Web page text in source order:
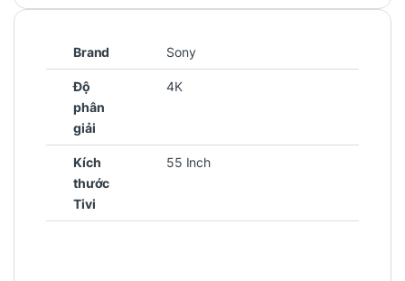
Brand Sony
Độ
phân
giải
4K
Kích
thước
Tivi
55 Inch